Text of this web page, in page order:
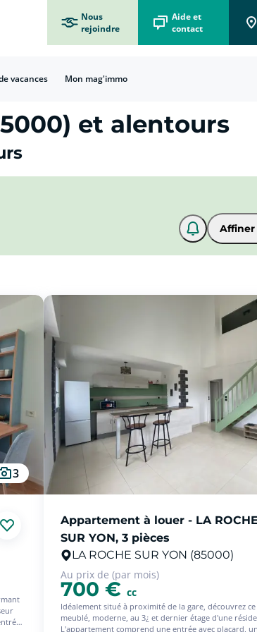
Nous
rejoindre
Aide et
contact
vacances Mon mag'immo
et alentours
Affiner
3
Appartement à louer - LA ROCHE
SUR YON, 3 pièces
LA ROCHE SUR YON (85000)
Au prix de (par mois)
700 € cc
Idéalement situé à proximité de la gare, découvrez
meublé, moderne, au 3¿ et dernier étage d'une
L'appartement comprend une entrée avec placard,